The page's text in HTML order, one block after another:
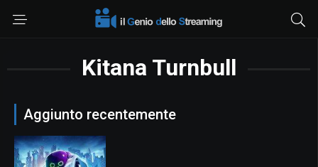
Kitana Turnbull
Aggiunto recentemente